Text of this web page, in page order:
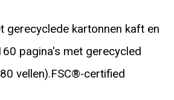
gerecyclede kartonnen kaft en
pagina's met gerecycled
vellen).FSC®-certified